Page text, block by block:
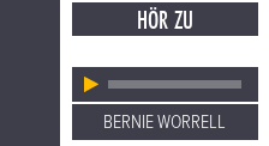
HÖR ZU
BERNIE WORRELL